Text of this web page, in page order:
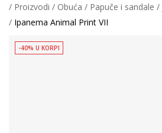
Proizvodi
Obuća Papuče i sandale
Ipanema Animal Print VII
-40% U KORPI